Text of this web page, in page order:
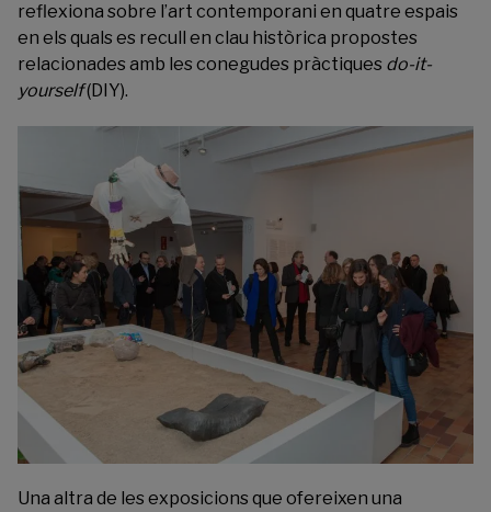
reflexiona sobre l’art contemporani en quatre espais
en els quals es recull en clau històrica propostes
relacionades amb les conegudes pràctiques do-it-
yourself(DIY).
Una altra de les exposicions que ofereixen una